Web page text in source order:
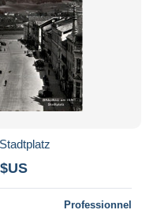
Professionnel